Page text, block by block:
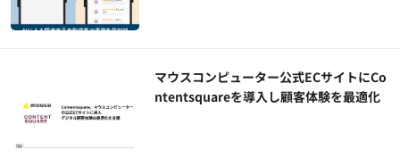
マウスコンピューター公式ECサイトにCo
ntentsquareを導入し顧客体験を最適化